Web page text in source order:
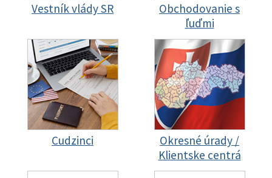
Vestník vlády SR
Obchodovanie s
ľuďmi
Cudzinci
Okresné úrady /
Klientske centrá